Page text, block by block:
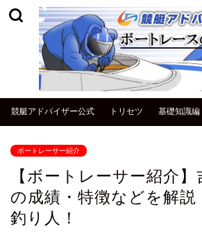
競艇アドバイザー公式 トリセツ 基礎知識編
ボートレーサー紹介
【ボートレーサー紹介
の成績・特徴などを解説
釣り人！